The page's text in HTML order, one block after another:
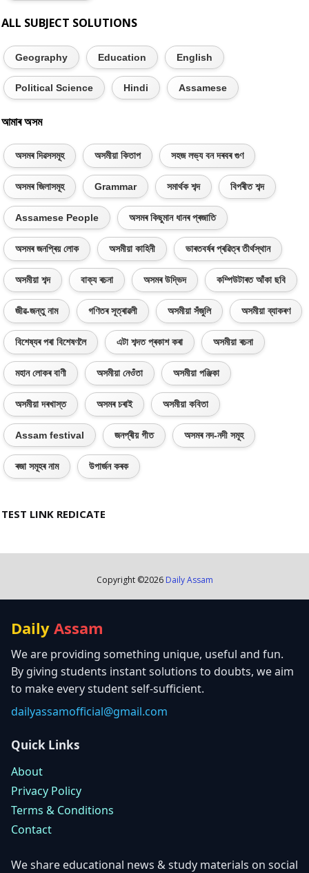
ALL SUBJECT SOLUTIONS
Geography Education English
Political Science Hindi Assamese
আমাৰ অসম
অসমৰ দিৱসসমূহ অসমীয়া কিতাপ সহজ লভ্য বন দৰবৰ গুণ
অসমৰ জিলাসমূহ Grammar সমাৰ্থক শব্দ বিপৰীত শব্দ
Assamese People অসমৰ কিছুমান ধানৰ প্ৰজাতি
অসমৰ জনপ্ৰিয় লোক অসমীয়া কাহিনী ভাৰতবৰ্ষৰ প্ৰৱিত্ৰ তীৰ্থস্থান
অসমীয়া শব্দ বাক্য ৰচনা অসমৰ উদ্ভিদ কম্পিউটাৰত আঁকা ছবি
জীৱ-জন্তু নাম গণিতৰ সূত্ৰাৱলী অসমীয়া সঁজুলি অসমীয়া ব্যাকৰণ
বিশেষ্যৰ পৰা বিশেষণলৈ এটা শব্দত প্ৰকাশ কৰা অসমীয়া ৰচনা
মহান লোকৰ বাণী অসমীয়া নেওঁতা অসমীয়া পঞ্জিকা
অসমীয়া দৰখাস্ত অসমৰ চৰাই অসমীয়া কবিতা
Assam festival জনপ্ৰীয় গীত অসমৰ নদ-নদী সমূহ
ৰজা সমূহৰ নাম উপাৰ্জন কৰক
TEST LINK REDICATE
Copyright ©2026 Daily Assam
Daily Assam
We are providing something unique, useful and fun.
By giving students instant solutions to doubts, we aim
to make every student self-sufficient.
dailyassamofficial@gmail.com
Quick Links
About
Privacy Policy
Terms & Conditions
Contact
We share educational news & study materials on social